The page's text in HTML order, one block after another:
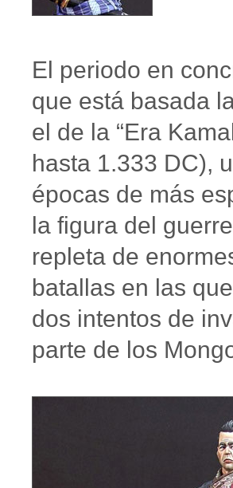
El periodo en
que está basada
el de la “Era
hasta 1.333 DC),
épocas de más
la figura del
repleta de
batallas en las
dos intentos de
parte de los